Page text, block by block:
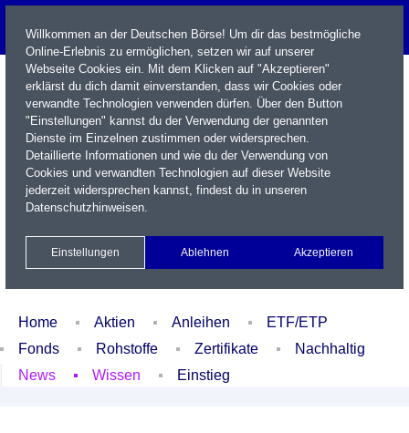
Name / WKN / ISIN / Kürzel
Xetra Realtime
Watchlist Portfolio Login
Home Aktien Anleihen
ETF/ETP
Fonds
Rohstoffe Zertifikate
Nachhaltig
News
Wissen Einstieg
Willkommen an der Deutschen Börse! Um dir das bestmögliche
Online-Erlebnis zu ermöglichen, setzen wir auf unserer
Webseite Cookies ein. Mit dem Klicken auf "Akzeptieren"
erklärst du dich damit einverstanden, dass wir Cookies oder
verwandte Technologien verwenden dürfen. Über den Button
"Einstellungen" kannst du der Verwendung der genannten
Dienste im Einzelnen zustimmen oder widersprechen.
Detaillierte Informationen und wie du der Verwendung von
Cookies und verwandten Technologien auf dieser Website
jederzeit widersprechen kannst, findest du in unseren
Datenschutzhinweisen.
Einstellungen Ablehnen Akzeptieren